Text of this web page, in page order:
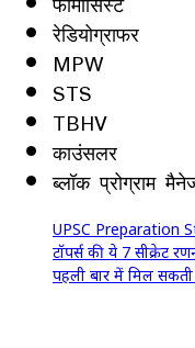
रेडियोग्राफर
MPW
STS
TBHV
काउंसलर
ब्लॉक प्रोग्राम
UPSC Preparation
टॉपर्स की ये 7 सीक्रेट
पहली बार में मिल